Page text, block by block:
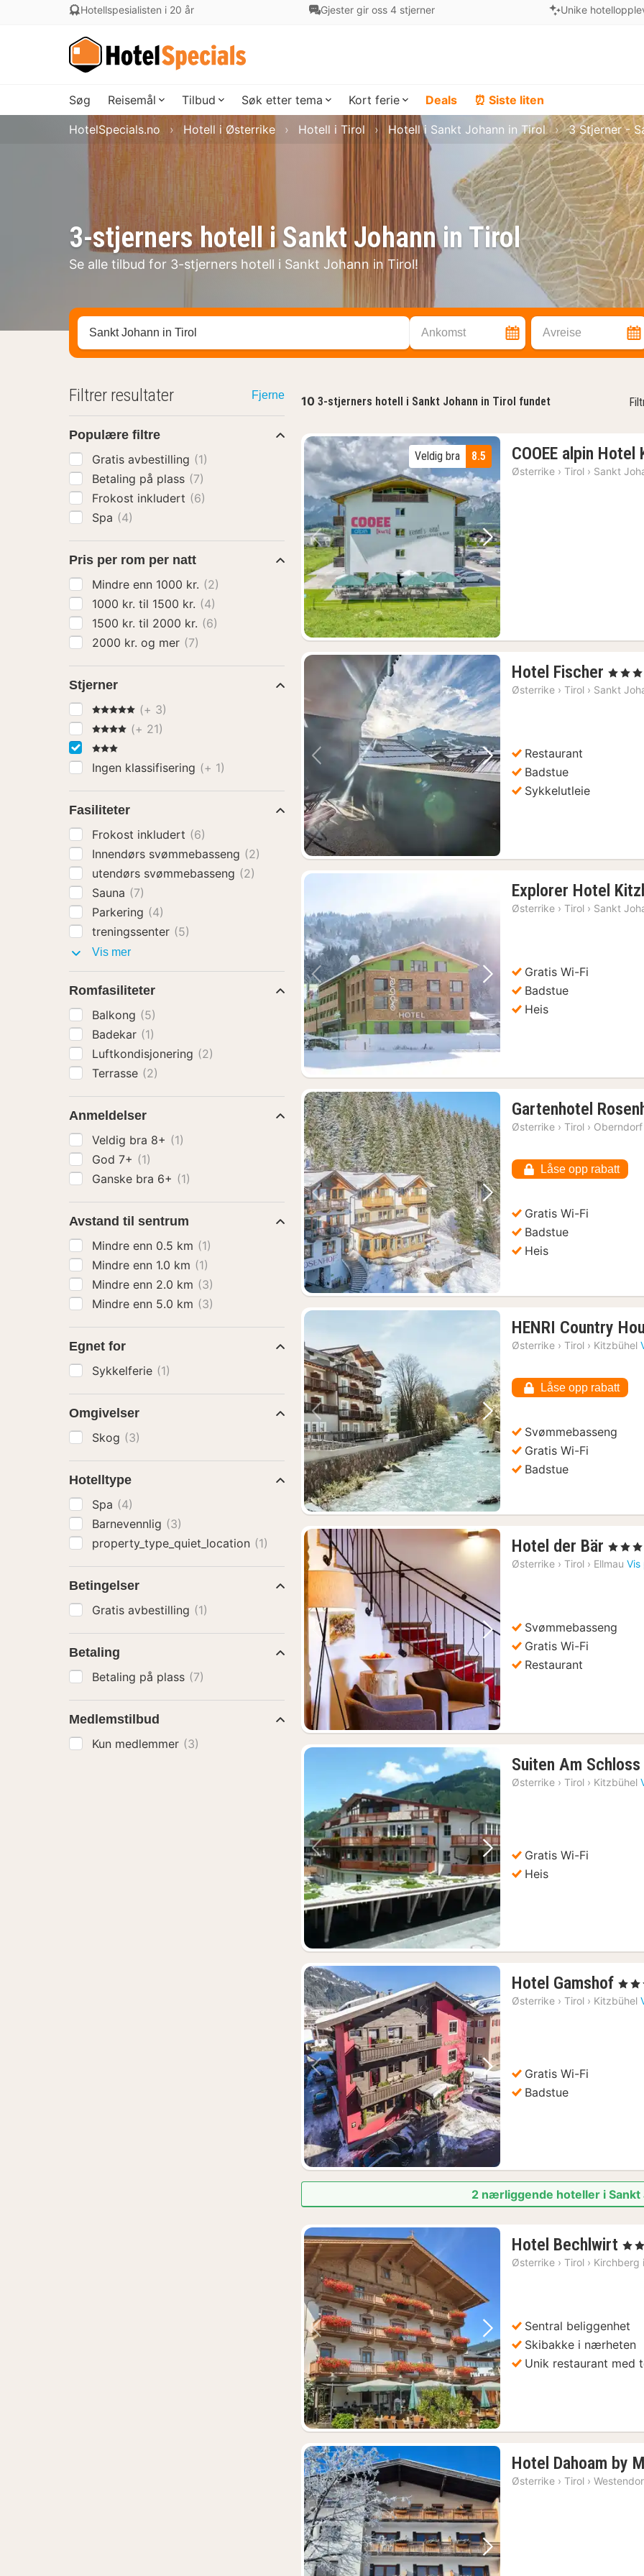
Hotellspesialisten i 20 år Gjester gir oss 4 stjerner Unike
Søg Reisemål Tilbud Søk etter tema Kort ferie Deals ⏰ Siste liten
3-stjerners hotell i Sankt Johann in Tirol
Se alle tilbud for 3-stjerners hotell i Sankt Johann in Tirol!
HotelSpecials.no Hotell i Østerrike Hotell i Tirol Hotell i Sankt Johann in Tirol 3 Stjerner -
Søk hotell, region eller by Ankomst Avreise
10 3-stjerners hotell i Sankt Johann in Tirol fundet
Forrige bilde Neste bilde
8.5
Veldig bra COOEE alpin
Østerrike › Tirol › Sankt
Forrige bilde Neste bilde
Hotel Fischer 1
natt
, 3
Østerrike › Tirol › Sankt
Restaurant
Badstue
Sykkelutleie
Forrige bilde Neste bilde
Explorer Hotel
Østerrike › Tirol › Sankt
Gratis Wi-Fi
Badstue
Heis
Forrige bilde Neste bilde
Gartenhotel
Østerrike › Tirol ›
Låse opp rabatt
Gratis Wi-Fi
Badstue
Heis
Forrige bilde Neste bilde
HENRI Country
Østerrike › Tirol › Kitzbühel
Låse opp rabatt
Svømmebasseng
Gratis Wi-Fi
Badstue
Forrige bilde Neste bilde
Hotel der Bär 1
natt
, 3
Østerrike › Tirol › Ellmau Vis
Svømmebasseng
Gratis Wi-Fi
Restaurant
Forrige bilde Neste bilde
Suiten Am Schloss
Østerrike › Tirol › Kitzbühel
Gratis Wi-Fi
Heis
Forrige bilde Neste bilde
Hotel Gamshof 1
, 3
Østerrike › Tirol › Kitzbühel
Gratis Wi-Fi
Badstue
2 nærliggende hoteller i Sankt
Forrige bilde Neste bilde
Hotel Bechlwirt 2
, 3
Østerrike › Tirol › Kirchberg
Sentral beliggenhet
Skibakke i nærheten
Unik restaurant med
Forrige bilde Neste bilde
Hotel Dahoam by
Østerrike › Tirol ›
Filtrer resultater Fjerne
Populære filtre
Gratis avbestilling (1)
Betaling på plass (7)
Frokost inkludert (6)
Spa (4)
Pris per rom per natt
Mindre enn 1000 kr. (2)
1000 kr. til 1500 kr. (4)
1500 kr. til 2000 kr. (6)
2000 kr. og mer (7)
Stjerner
5 Stjerner(+ 3)
4 Stjerner(+ 21)
3 Stjerner
Ingen klassifisering (+ 1)
Fasiliteter
Frokost inkludert (6)
Innendørs svømmebasseng (2)
utendørs svømmebasseng (2)
Sauna (7)
Parkering (4)
treningssenter (5)
Vis merFasiliteter
Romfasiliteter
Balkong (5)
Badekar (1)
Luftkondisjonering (2)
Terrasse (2)
Anmeldelser
Veldig bra 8+ (1)
God 7+ (1)
Ganske bra 6+ (1)
Avstand til sentrum
Mindre enn 0.5 km (1)
Mindre enn 1.0 km (1)
Mindre enn 2.0 km (3)
Mindre enn 5.0 km (3)
Egnet for
Sykkelferie (1)
Omgivelser
Skog (3)
Hotelltype
Spa (4)
Barnevennlig (3)
property_type_quiet_location (1)
Betingelser
Gratis avbestilling (1)
Betaling
Betaling på plass (7)
Medlemstilbud
Kun medlemmer (3)